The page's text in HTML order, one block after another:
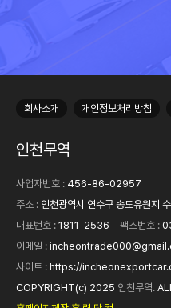
회사소개 개인정보처리방침
인천무역
사업자번호 : 456-86-02957
주소 : 인천광역시 연수구 송도유원지
대표번호 : 1811-2536 팩스번호 :
이메일 :
사이트 : https://
COPYRIGHT(c) 2025 인천무역.